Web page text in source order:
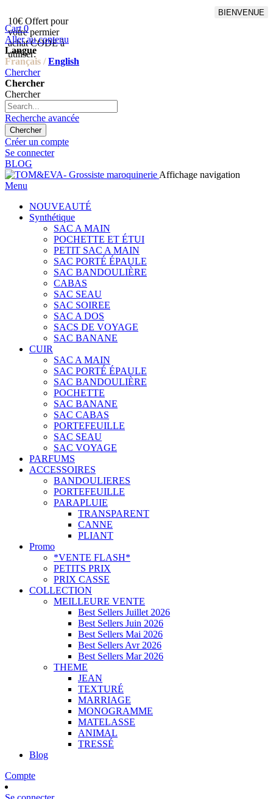
10€ Offert pour
votre permier
achat CODE à
utiliser:
BIENVENUE
Cart 0
Aller au contenu
Langue
Français / English
Chercher
Chercher
Chercher
Recherche avancée
Chercher
Créer un compte
Se connecter
BLOG
Affichage navigation
Menu
NOUVEAUTÉ
Synthétique
SAC A MAIN
POCHETTE ET ÉTUI
PETIT SAC A MAIN
SAC PORTÉ ÉPAULE
SAC BANDOULIÈRE
CABAS
SAC SEAU
SAC SOIREE
SAC A DOS
SACS DE VOYAGE
SAC BANANE
CUIR
SAC A MAIN
SAC PORTÉ ÉPAULE
SAC BANDOULIÈRE
POCHETTE
SAC BANANE
SAC CABAS
PORTEFEUILLE
SAC SEAU
SAC VOYAGE
PARFUMS
ACCESSOIRES
BANDOULIERES
PORTEFEUILLE
PARAPLUIE
TRANSPARENT
CANNE
PLIANT
Promo
*VENTE FLASH*
PETITS PRIX
PRIX CASSE
COLLECTION
MEILLEURE VENTE
Best Sellers Juillet 2026
Best Sellers Juin 2026
Best Sellers Mai 2026
Best Sellers Avr 2026
Best Sellers Mar 2026
THEME
JEAN
TEXTURÉ
MARRIAGE
MONOGRAMME
MATELASSE
ANIMAL
TRESSÉ
Blog
Compte